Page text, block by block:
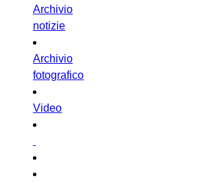
Archivio
notizie
Archivio
fotografico
Video